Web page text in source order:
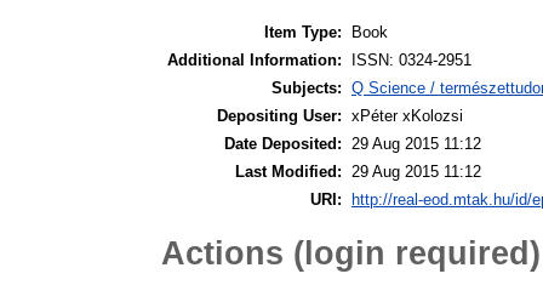
Item Type:
Book
Additional Information:
ISSN: 0324-2951
Subjects: Q Science /
Depositing User: xPéter xKolozsi
Date Deposited: 29 Aug 2015 11:12
Last Modified: 29 Aug 2015 11:12
URI:
http://real-eod.mtak.hu/id/
Actions (login required)